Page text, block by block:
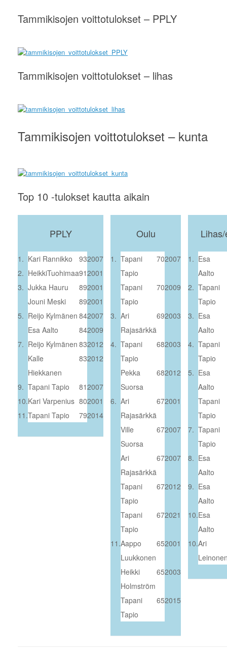
Tammikisojen voittotulokset – PPLY
Tammikisojen voittotulokset – lihas
Tammikisojen voittotulokset – kunta
Top 10 -tulokset kautta aikain
PPLY
1. Kari Rannikko 932007
2. HeikkiTuohimaa912001
3. Jukka Hauru 892001
Jouni Meski
892001
5. Reijo Kylmänen 842007
Esa Aalto
842009
7. Reijo Kylmänen 832012
Kalle
Hiekkanen
832012
9. Tapani Tapio 812007
10.Kari Varpenius 802001
11.Tapani Tapio 792014
Oulu
1. Tapani
Tapio
702007
Tapani
Tapio
702009
3. Ari
Rajasärkkä
692003
4. Tapani
Tapio
682003
Pekka
Suorsa
682012
6. Ari
Rajasärkkä
672001
Ville
Suorsa
672007
Ari
Rajasärkkä
672007
Tapani
Tapio
672012
Tapani
Tapio
672021
11.Aappo
Luukkonen
652001
Heikki
Holmström
652003
Tapani
Tapio
652015
1. Esa
Aalto
2. Tapani
Tapio
3. Esa
Aalto
4. Tapani
Tapio
5. Esa
Aalto
Tapani
Tapio
7. Tapani
Tapio
8. Esa
Aalto
9. Esa
Aalto
10.Esa
Aalto
10.Ari